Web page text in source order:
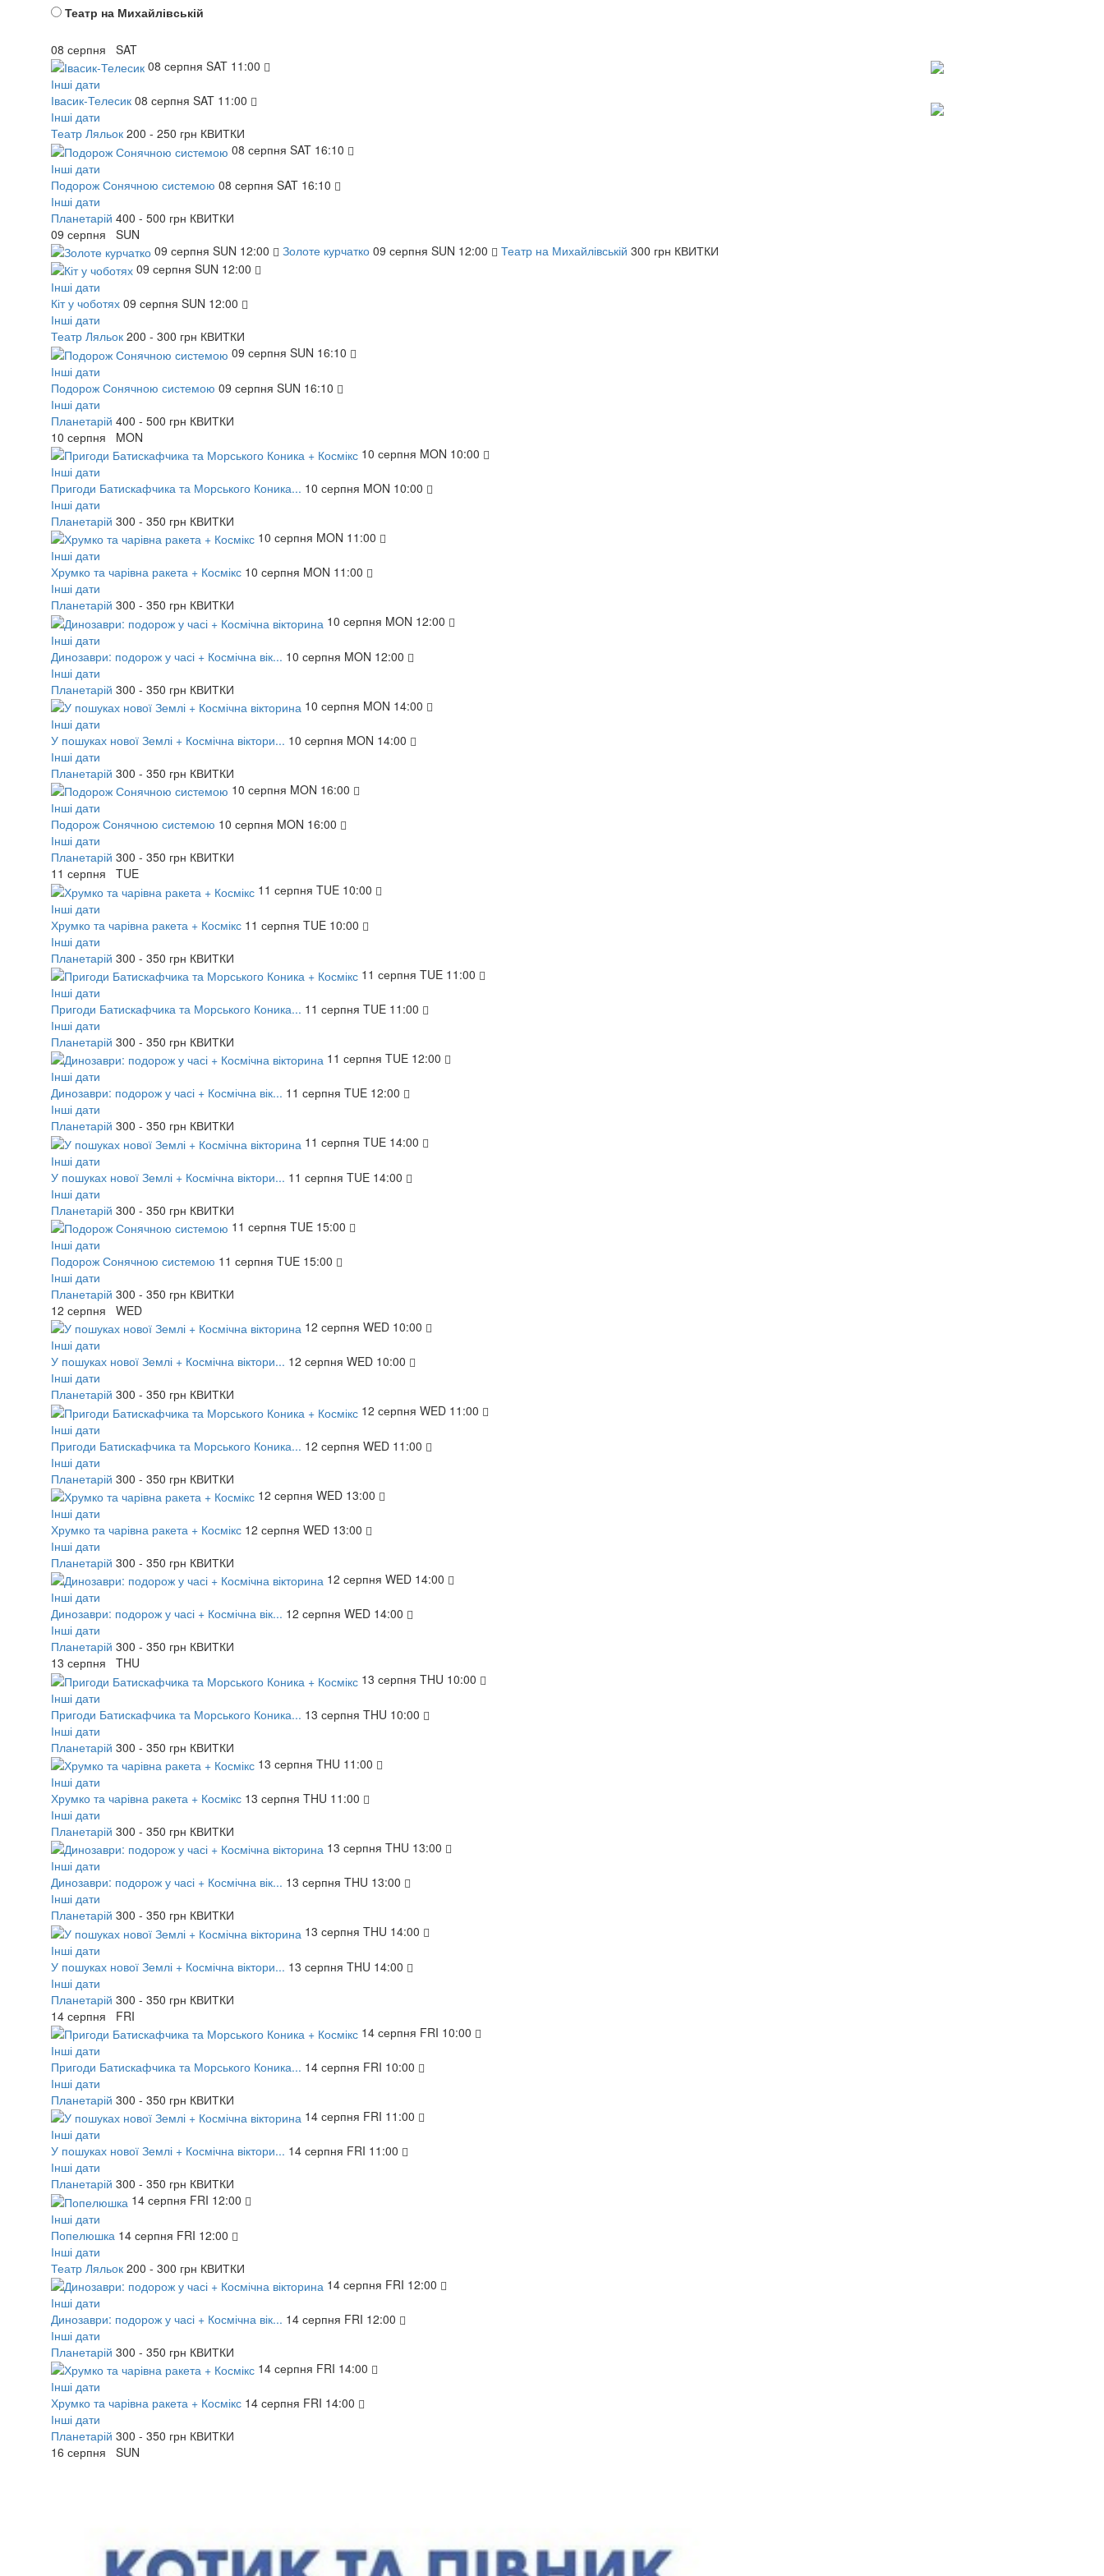
Театр на Михайлівській
08 серпня SAT
08 серпня SAT 11:00
Інші дати
Івасик-Телесик 08 серпня SAT 11:00
Інші дати
Театр Ляльок 200 - 250 грн КВИТКИ
08 серпня SAT 16:10
Інші дати
Подорож Сонячною системою 08 серпня SAT 16:10
Інші дати
Планетарій 400 - 500 грн КВИТКИ
09 серпня SUN
09 серпня SUN 12:00 Золоте курчатко 09 серпня SUN 12:00 Театр на Михайлівській 300 грн КВИТКИ
09 серпня SUN 12:00
Інші дати
Кіт у чоботях 09 серпня SUN 12:00
Інші дати
Театр Ляльок 200 - 300 грн КВИТКИ
09 серпня SUN 16:10
Інші дати
Подорож Сонячною системою 09 серпня SUN 16:10
Інші дати
Планетарій 400 - 500 грн КВИТКИ
10 серпня MON
10 серпня MON 10:00
Інші дати
Пригоди Батискафчика та Морського Коника... 10 серпня MON 10:00
Інші дати
Планетарій 300 - 350 грн КВИТКИ
10 серпня MON 11:00
Інші дати
Хрумко та чарівна ракета + Космікс 10 серпня MON 11:00
Інші дати
Планетарій 300 - 350 грн КВИТКИ
10 серпня MON 12:00
Інші дати
Динозаври: подорож у часі + Космічна вік... 10 серпня MON 12:00
Інші дати
Планетарій 300 - 350 грн КВИТКИ
10 серпня MON 14:00
Інші дати
У пошуках нової Землі + Космічна віктори... 10 серпня MON 14:00
Інші дати
Планетарій 300 - 350 грн КВИТКИ
10 серпня MON 16:00
Інші дати
Подорож Сонячною системою 10 серпня MON 16:00
Інші дати
Планетарій 300 - 350 грн КВИТКИ
11 серпня TUE
11 серпня TUE 10:00
Інші дати
Хрумко та чарівна ракета + Космікс 11 серпня TUE 10:00
Інші дати
Планетарій 300 - 350 грн КВИТКИ
11 серпня TUE 11:00
Інші дати
Пригоди Батискафчика та Морського Коника... 11 серпня TUE 11:00
Інші дати
Планетарій 300 - 350 грн КВИТКИ
11 серпня TUE 12:00
Інші дати
Динозаври: подорож у часі + Космічна вік... 11 серпня TUE 12:00
Інші дати
Планетарій 300 - 350 грн КВИТКИ
11 серпня TUE 14:00
Інші дати
У пошуках нової Землі + Космічна віктори... 11 серпня TUE 14:00
Інші дати
Планетарій 300 - 350 грн КВИТКИ
11 серпня TUE 15:00
Інші дати
Подорож Сонячною системою 11 серпня TUE 15:00
Інші дати
Планетарій 300 - 350 грн КВИТКИ
12 серпня WED
12 серпня WED 10:00
Інші дати
У пошуках нової Землі + Космічна віктори... 12 серпня WED 10:00
Інші дати
Планетарій 300 - 350 грн КВИТКИ
12 серпня WED 11:00
Інші дати
Пригоди Батискафчика та Морського Коника... 12 серпня WED 11:00
Інші дати
Планетарій 300 - 350 грн КВИТКИ
12 серпня WED 13:00
Інші дати
Хрумко та чарівна ракета + Космікс 12 серпня WED 13:00
Інші дати
Планетарій 300 - 350 грн КВИТКИ
12 серпня WED 14:00
Інші дати
Динозаври: подорож у часі + Космічна вік... 12 серпня WED 14:00
Інші дати
Планетарій 300 - 350 грн КВИТКИ
13 серпня THU
13 серпня THU 10:00
Інші дати
Пригоди Батискафчика та Морського Коника... 13 серпня THU 10:00
Інші дати
Планетарій 300 - 350 грн КВИТКИ
13 серпня THU 11:00
Інші дати
Хрумко та чарівна ракета + Космікс 13 серпня THU 11:00
Інші дати
Планетарій 300 - 350 грн КВИТКИ
13 серпня THU 13:00
Інші дати
Динозаври: подорож у часі + Космічна вік... 13 серпня THU 13:00
Інші дати
Планетарій 300 - 350 грн КВИТКИ
13 серпня THU 14:00
Інші дати
У пошуках нової Землі + Космічна віктори... 13 серпня THU 14:00
Інші дати
Планетарій 300 - 350 грн КВИТКИ
14 серпня FRI
14 серпня FRI 10:00
Інші дати
Пригоди Батискафчика та Морського Коника... 14 серпня FRI 10:00
Інші дати
Планетарій 300 - 350 грн КВИТКИ
14 серпня FRI 11:00
Інші дати
У пошуках нової Землі + Космічна віктори... 14 серпня FRI 11:00
Інші дати
Планетарій 300 - 350 грн КВИТКИ
14 серпня FRI 12:00
Інші дати
Попелюшка 14 серпня FRI 12:00
Інші дати
Театр Ляльок 200 - 300 грн КВИТКИ
14 серпня FRI 12:00
Інші дати
Динозаври: подорож у часі + Космічна вік... 14 серпня FRI 12:00
Інші дати
Планетарій 300 - 350 грн КВИТКИ
14 серпня FRI 14:00
Інші дати
Хрумко та чарівна ракета + Космікс 14 серпня FRI 14:00
Інші дати
Планетарій 300 - 350 грн КВИТКИ
16 серпня SUN